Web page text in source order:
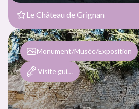
Le Château de Grignan
Monument/Musée/Exposition
Visite guidée et/ou commentée